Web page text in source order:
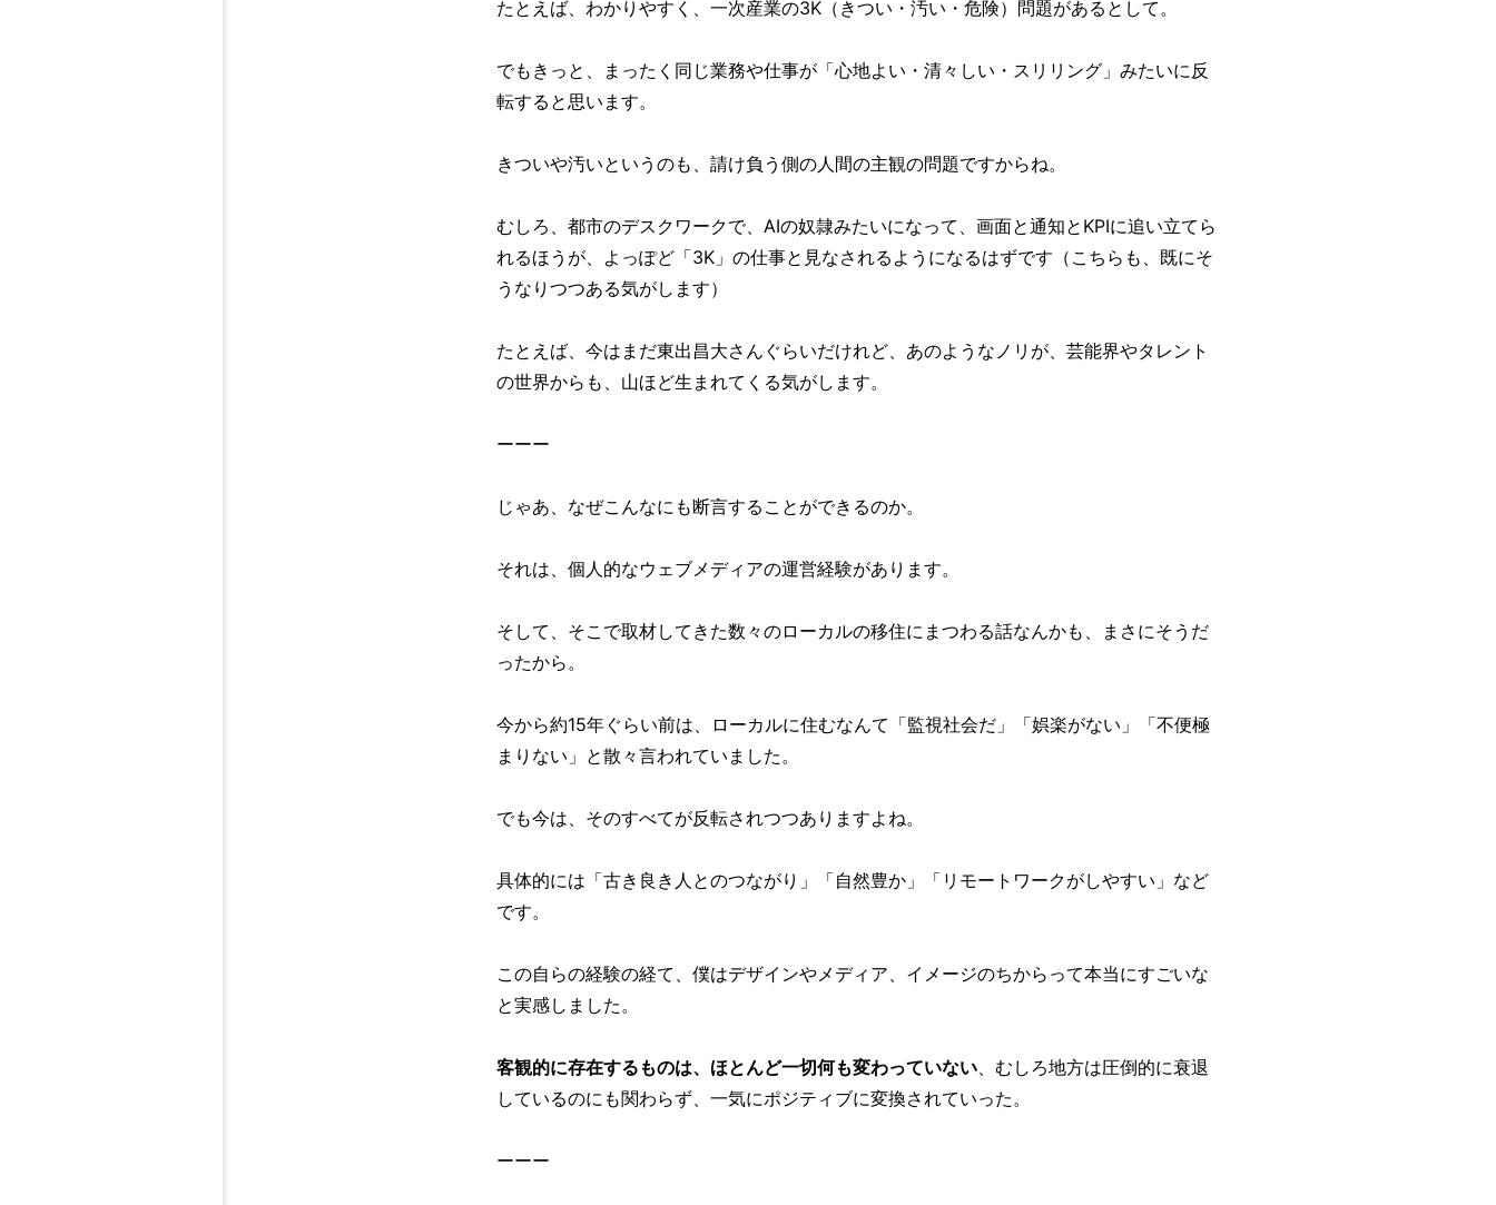
たとえば、わかりやすく、一次産業の3K（きつい・汚い・危険）問題があるとして。
でもきっと、まったく同じ業務や仕事が「心地よい・清々しい・スリリング」みたいに反
転すると思います。
きついや汚いというのも、請け負う側の人間の主観の問題ですからね。
むしろ、都市のデスクワークで、AIの奴隷みたいになって、画面と通知とKPIに追い立てら
れるほうが、よっぽど「3K」の仕事と見なされるようになるはずです（こちらも、既にそ
うなりつつある気がします）
たとえば、今はまだ東出昌大さんぐらいだけれど、あのようなノリが、芸能界やタレント
の世界からも、山ほど生まれてくる気がします。
ーーー
じゃあ、なぜこんなにも断言することができるのか。
それは、個人的なウェブメディアの運営経験があります。
そして、そこで取材してきた数々のローカルの移住にまつわる話なんかも、まさにそうだ
ったから。
今から約15年ぐらい前は、ローカルに住むなんて「監視社会だ」「娯楽がない」「不便極
まりない」と散々言われていました。
でも今は、そのすべてが反転されつつありますよね。
具体的には「古き良き人とのつながり」「自然豊か」「リモートワークがしやすい」など
です。
この自らの経験の経て、僕はデザインやメディア、イメージのちからって本当にすごいな
と実感しました。
客観的に存在するものは、ほとんど一切何も変わっていない、むしろ地方は圧倒的に衰退
しているのにも関わらず、一気にポジティブに変換されていった。
ーーー